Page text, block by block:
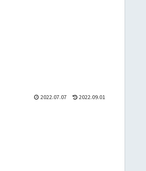
2022.07.07 2022.09.01